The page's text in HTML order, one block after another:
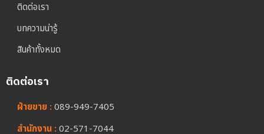
ติดต่อเรา
บทความน่ารู้
สินค้าทั้งหมด
ติดต่อเรา
ฝ่ายขาย :089-949-7405
สำนักงาน :02-571-7044